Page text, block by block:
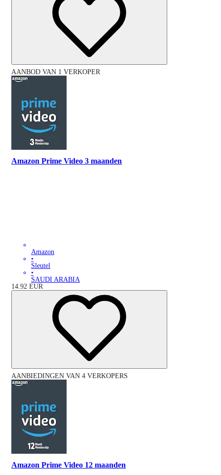
AANBOD VAN 1 VERKOPER
Amazon Prime Video 3 maanden
Amazon
•
Sleutel
•
SAUDI ARABIA
14.92 EUR
AANBIEDINGEN VAN 4 VERKOPERS
Amazon Prime Video 12 maanden